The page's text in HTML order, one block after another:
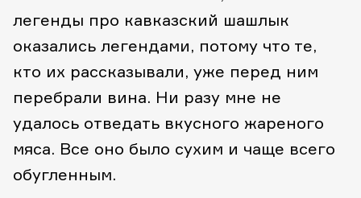
легенды про кавказский шашлык
оказались легендами, потому что те,
кто их рассказывали, уже перед ним
перебрали вина. Ни разу мне не
удалось отведать вкусного жареного
мяса. Все оно было сухим и чаще всего
обугленным.